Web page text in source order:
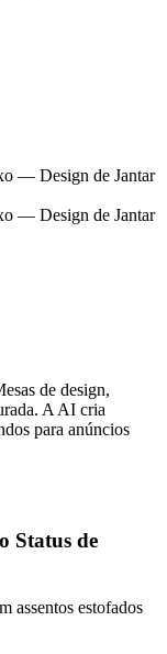
de design,
A AI cria
para anúncios
Status de
assentos estofados